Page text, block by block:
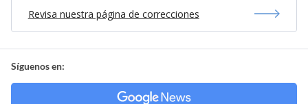
Revisa nuestra página de correcciones
Síguenos en: